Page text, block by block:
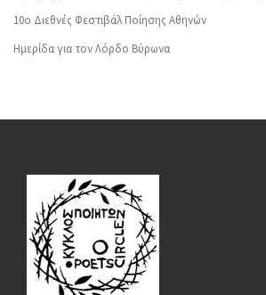
10o Διεθνές Φεστιβάλ Ποίησης Αθηνών
Ημερίδα για τον Λόρδο Βύρωνα